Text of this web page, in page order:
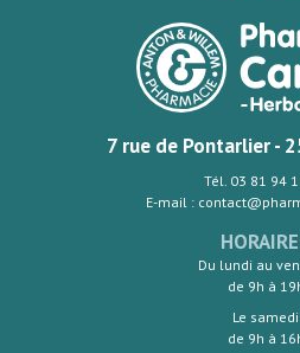
7 rue de Pontarlier -
Tél. 03 81 94
E-mail :
Du lundi au
de 9h à
Le samedi
de 9h à